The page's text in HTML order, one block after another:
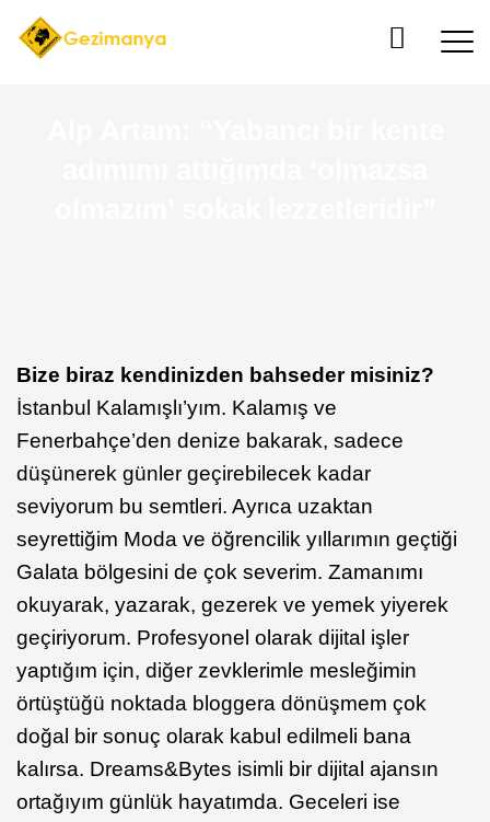
Bize biraz kendinizden bahseder misiniz?
İstanbul Kalamışlı’yım. Kalamış ve
Fenerbahçe’den denize bakarak, sadece
düşünerek günler geçirebilecek kadar
seviyorum bu semtleri. Ayrıca uzaktan
seyrettiğim Moda ve öğrencilik yıllarımın geçtiği
Galata bölgesini de çok severim. Zamanımı
okuyarak, yazarak, gezerek ve yemek yiyerek
geçiriyorum. Profesyonel olarak dijital işler
yaptığım için, diğer zevklerimle mesleğimin
örtüştüğü noktada bloggera dönüşmem çok
doğal bir sonuç olarak kabul edilmeli bana
kalırsa. Dreams&Bytes isimli bir dijital ajansın
ortağıyım günlük hayatımda. Geceleri ise